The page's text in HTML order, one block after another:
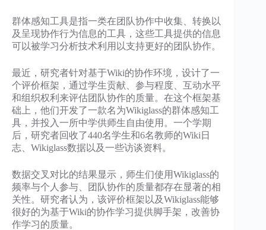
群体感知工具是指一类在团队协作中收集、转换以
及呈现协作行为信息的工具，这些工具提供的信息
可以被学习分析技术利用以支持更好的团队协作。
最近，研究者针对基于Wiki的协作环境，设计了一
个评价框架，通过学生贡献、参与程度、互动水平
和组织权利来评估团队协作的质量。在这个框架基
础上，他们开发了一款名为Wikiglass的群体感知工
具，并投入一所中学供师生自由使用。一个学期
后，研究者回收了440名学生和6名教师的Wiki日
志、Wikiglass数据以及一些访谈资料。
数据交叉对比的结果显示，师生们使用Wikiglass的
频率与个人参与、团队协作的质量都存在显著的相
关性。研究者认为，该评价框架以及Wikiglass能够
很好的为基于Wiki的协作学习提供脚手架，改善协
作学习的质量。